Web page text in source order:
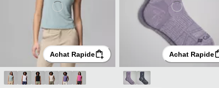
Achat Rapide Achat Rapide